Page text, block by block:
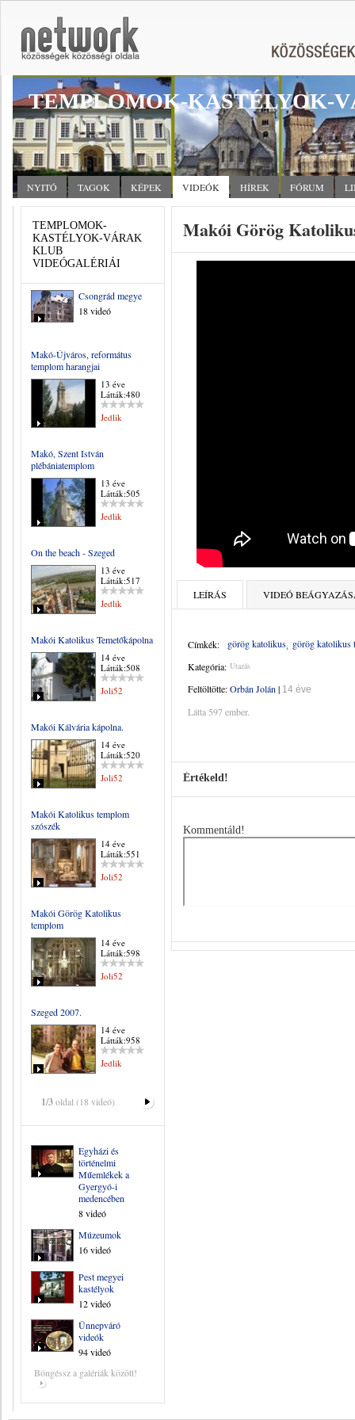
TEMPLOMOK-KASTÉLYOK-
NYITÓ TAGOK KÉPEK VIDEÓK HÍREK FÓRUM
TEMPLOMOK-
KASTÉLYOK-VÁRAK
KLUB
VIDEÓGALÉRIÁI
Csongrád megye
18 videó
Makó-Újváros, református
templom harangjai
13 éve
Látták:480
Jedlik
Makó, Szent István
plébániatemplom
13 éve
Látták:505
Jedlik
On the beach - Szeged
13 éve
Látták:517
Jedlik
Makói Katolikus Temetőkápolna
14 éve
Látták:508
Joli52
Makói Kálvária kápolna.
14 éve
Látták:520
Joli52
Makói Katolikus templom
szószék
14 éve
Látták:551
Joli52
Makói Görög Katolikus
templom
14 éve
Látták:598
Joli52
Szeged 2007.
14 éve
Látták:958
Jedlik
1/3oldal (18 videó)
Egyházi és
történelmi
Műemlékek a
Gyergyó-i
medencében
8 videó
Múzeumok
16 videó
Pest megyei
kastélyok
12 videó
Ünnepváró
videók
94 videó
Böngéssz a galériák között!
Makói Görög
LEÍRÁS VIDEÓ
Címkék: görög katolikus görög katolikus
Kategória: Utazás
Feltöltötte:Orbán Jolán | 14 éve
Látta 597 ember.
Értékeld!
Kommentáld!